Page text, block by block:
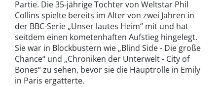
Partie. Die 35-jährige Tochter von Weltstar Phil
Collins spielte bereits im Alter von zwei Jahren in
der BBC-Serie „Unser lautes Heim“ mit und hat
seitdem einen kometenhaften Aufstieg hingelegt.
Sie war in Blockbustern wie „Blind Side - Die große
Chance“ und „Chroniken der Unterwelt - City of
Bones“ zu sehen, bevor sie die Hauptrolle in Emily
in Paris ergatterte.